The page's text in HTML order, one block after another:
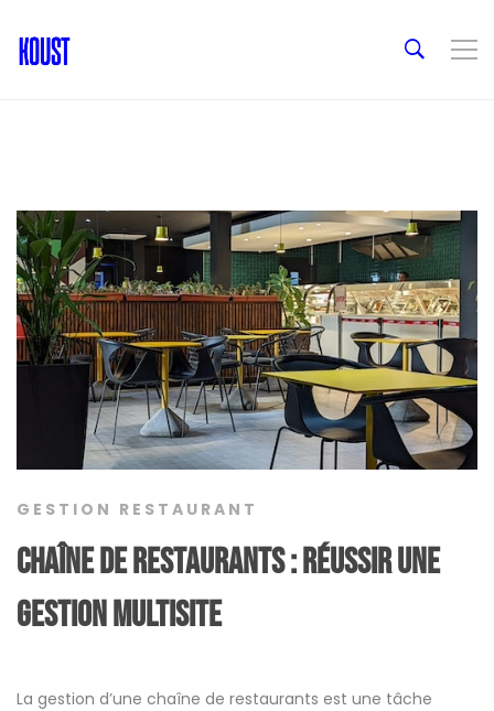
GESTION RESTAURANT
chaîne de restaurants : réussir une
gestion multisite
La gestion d’une chaîne de restaurants est une tâche